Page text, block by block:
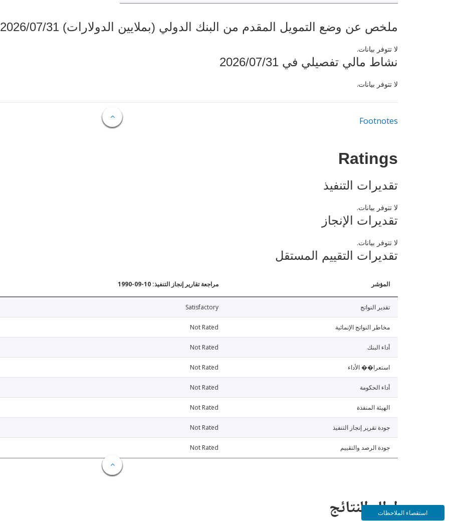
ملخص عن وضع التمويل المقدم من البنك الدولي (بملايين الدولارات) 2026/07/31
لا تتوفر بيانات.
نشاط مالي تفصيلي في 2026/07/31
لا تتوفر بيانات.
Footnotes
Ratings
تقديرات التنفيذ
لا تتوفر بيانات.
تقديرات الإنجاز
لا تتوفر بيانات.
تقديرات التقييم المستقل
المؤشر مراجعة تقارير إنجاز التنفيذ: 10-09-1990
تقدير النواتج Satisfactory
مخاطر النواتج الإنمائية Not Rated
أداء البنك Not Rated
استعرا�� الأداء Not Rated
أداء الحكومة Not Rated
الهيئة المنفذة Not Rated
جودة تقرير إنجاز التنفيذ Not Rated
جودة الرصد والتقييم Not Rated
إطار النتائجاستقصاء الملاحظات